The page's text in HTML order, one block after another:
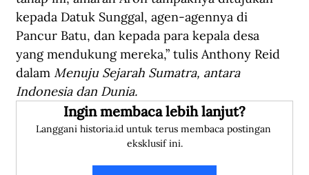
kepada Datuk Sunggal, agen-agennya di
Pancur Batu, dan kepada para kepala desa
yang mendukung mereka,” tulis Anthony Reid
dalam Menuju Sejarah Sumatra, antara
Indonesia dan Dunia.
Ingin membaca lebih lanjut?
Langgani historia.id untuk terus membaca postingan
eksklusif ini.